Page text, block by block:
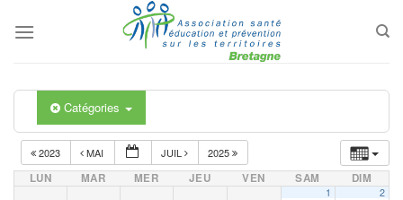
au
Catégories
2023 MAI JUIL 2025
LUN MAR MER JEU VEN SAM DIM
1 2